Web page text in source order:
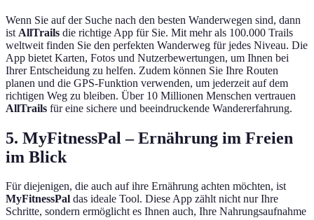
Wenn Sie auf der Suche nach den besten Wanderwegen sind, dann
ist AllTrails die richtige App für Sie. Mit mehr als 100.000 Trails
weltweit finden Sie den perfekten Wanderweg für jedes Niveau. Die
App bietet Karten, Fotos und Nutzerbewertungen, um Ihnen bei
Ihrer Entscheidung zu helfen. Zudem können Sie Ihre Routen
planen und die GPS-Funktion verwenden, um jederzeit auf dem
richtigen Weg zu bleiben. Über 10 Millionen Menschen vertrauen
AllTrails für eine sichere und beeindruckende Wandererfahrung.
5. MyFitnessPal – Ernährung im Freien
im Blick
Für diejenigen, die auch auf ihre Ernährung achten möchten, ist
MyFitnessPal das ideale Tool. Diese App zählt nicht nur Ihre
Schritte, sondern ermöglicht es Ihnen auch, Ihre Nahrungsaufnahme